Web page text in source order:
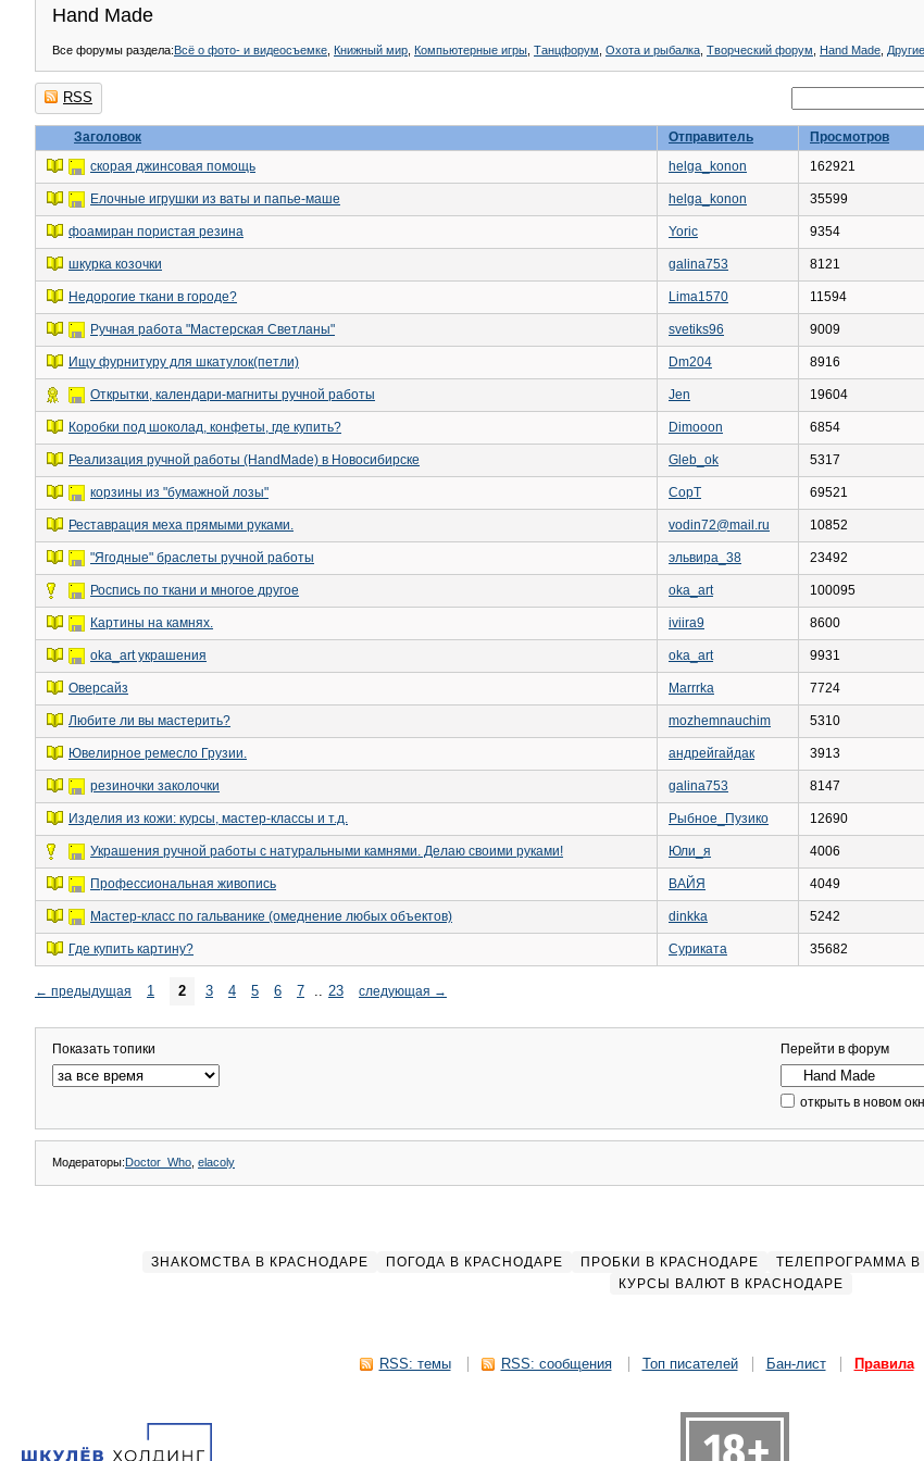
Hand Made
Все форумы раздела:Всё о фото- и видеосъемке Книжный мир Компьютерные игры Танцфорум Охота и рыбалка Творческий форум Hand Made
RSS
Заголовок Отправитель Просмотров
скорая джинсовая помощь
helga_konon 162921
Елочные игрушки из ваты и папье-маше helga_konon 35599
фоамиран пористая резина Yoric 9354
шкурка козочки galina753 8121
Недорогие ткани в городе? Lima1570 11594
Ручная работа "Мастерская Светланы" svetiks96 9009
Ищу фурнитуру для шкатулок(петли) Dm204 8916
Открытки, календари-магниты ручной работы Jen 19604
Коробки под шоколад, конфеты, где купить? Dimooon 6854
Реализация ручной работы (HandMade) в Новосибирске Gleb_ok 5317
корзины из "бумажной лозы" CopT 69521
Реставрация меха прямыми руками. vodin72@mail.ru 10852
"Ягодные" браслеты ручной работы эльвира_38 23492
Роспись по ткани и многое другое oka_art 100095
Картины на камнях. iviira9 8600
oka_art украшения oka_art 9931
Оверсайз Marrrka 7724
Любите ли вы мастерить? mozhemnauchim 5310
Ювелирное ремесло Грузии. андрейгайдак 3913
резиночки заколочки galina753 8147
Изделия из кожи: курсы, мастер-классы и т.д. Рыбное_Пузико 12690
Украшения ручной работы с натуральными камнями. Делаю своими руками! Юли_я 4006
Профессиональная живопись ВАЙЯ 4049
Мастер-класс по гальванике (омеднение любых объектов) dinkka 5242
Где купить картину? Суриката 35682
← предыдущая 1 2 3 4 5 6 7 .. 23 следующая →
Показать топики Перейти в форум
открыть в новом
Модераторы:Doctor_Who elacoly
ЗНАКОМСТВА В КРАСНОДАРЕ ПОГОДА В КРАСНОДАРЕ ПРОБКИ В КРАСНОДАРЕ ТЕЛЕПРОГРАММА В
КУРСЫ ВАЛЮТ В КРАСНОДАРЕ
RSS: темы RSS: сообщения Топ писателей Бан-лист Правила